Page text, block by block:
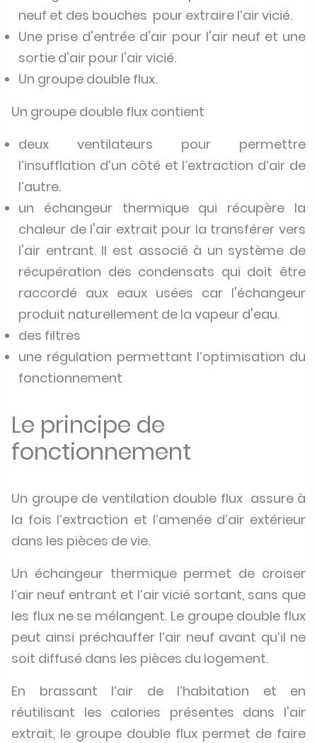
neuf et des bouches pour extraire l’air vicié.
Une prise d'entrée d'air pour l'air neuf et une
sortie d'air pour l'air vicié.
Un groupe double flux.
Un groupe double flux contient
deux ventilateurs pour permettre
l’insufflation d’un côté et l’extraction d’air de
l’autre.
un échangeur thermique qui récupère la
chaleur de l'air extrait pour la transférer vers
l'air entrant. Il est associé à un système de
récupération des condensats qui doit être
raccordé aux eaux usées car l'échangeur
produit naturellement de la vapeur d'eau.
des filtres
une régulation permettant l’optimisation du
fonctionnement
Le principe de
fonctionnement
Un groupe de ventilation double flux assure à
la fois l’extraction et l’amenée d’air extérieur
dans les pièces de vie.
Un échangeur thermique permet de croiser
l’air neuf entrant et l’air vicié sortant, sans que
les flux ne se mélangent. Le groupe double flux
peut ainsi préchauffer l’air neuf avant qu’il ne
soit diffusé dans les pièces du logement.
En brassant l’air de l’habitation et en
réutilisant les calories présentes dans l'air
extrait, le groupe double flux permet de faire